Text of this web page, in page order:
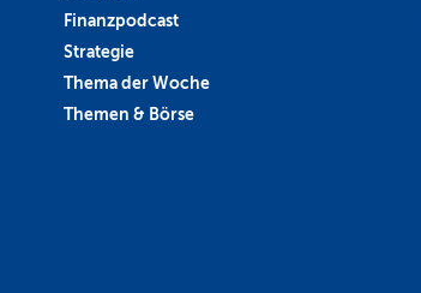
Finanzpodcast
Strategie
Thema der Woche
Themen & Börse